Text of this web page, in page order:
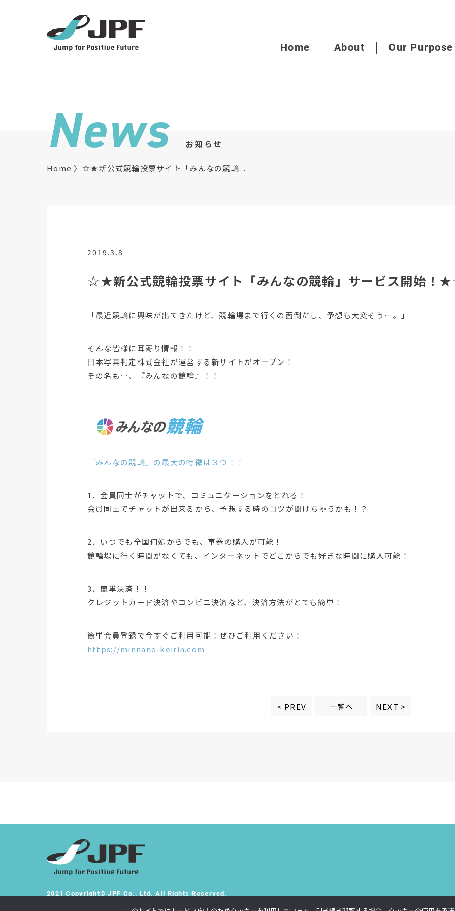
Home About Our Purpose
News お知らせ
Home ☆★新公式競輪投票サイト「みんなの競輪...
2019.3.8
☆★新公式競輪投票サイト「みんなの競輪」サービス開始！
「最近競輪に興味が出てきたけど、競輪場まで行くの面倒だし、予想も大変そう…。」
そんな皆様に耳寄り情報！！
日本写真判定株式会社が運営する新サイトがオープン！
その名も…、『みんなの競輪』！！
『みんなの競輪』の最大の特徴は３つ！！
1．会員同士がチャットで、コミュニケーションをとれる！
会員同士でチャットが出来るから、予想する時のコツが聞けちゃうかも！？
2．いつでも全国何処からでも、車券の購入が可能！
競輪場に行く時間がなくても、インターネットでどこからでも好きな時間に購入可能！
3．簡単決済！！
クレジットカード決済やコンビニ決済など、決済方法がとても簡単！
簡単会員登録で今すぐご利用可能！ぜひご利用ください！
https://minnano-keirin.com
< PREV NEXT >
一覧へ
2021 Copyright© JPF Co., Ltd. All Rights Reserved.